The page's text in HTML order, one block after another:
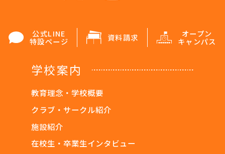
公式LINE
特設ページ 資料請求 オープン
キャンパス
学校案内
教育理念・学校概要
クラブ・サークル紹介
施設紹介
在校生・卒業生インタビュー